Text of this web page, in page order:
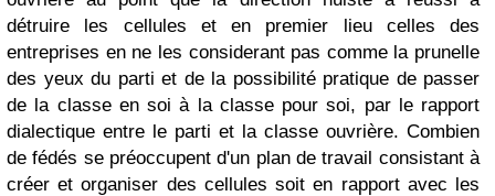
détruire les cellules et en premier lieu celles des
entreprises en ne les considerant pas comme la prunelle
des yeux du parti et de la possibilité pratique de passer
de la classe en soi à la classe pour soi, par le rapport
dialectique entre le parti et la classe ouvrière. Combien
de fédés se préoccupent d'un plan de travail consistant à
créer et organiser des cellules soit en rapport avec les